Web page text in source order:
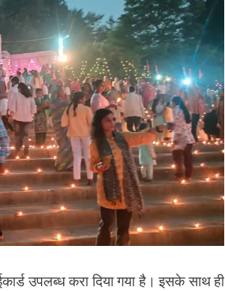
उपलब्ध करा दिया गया है। इसके साथ ही